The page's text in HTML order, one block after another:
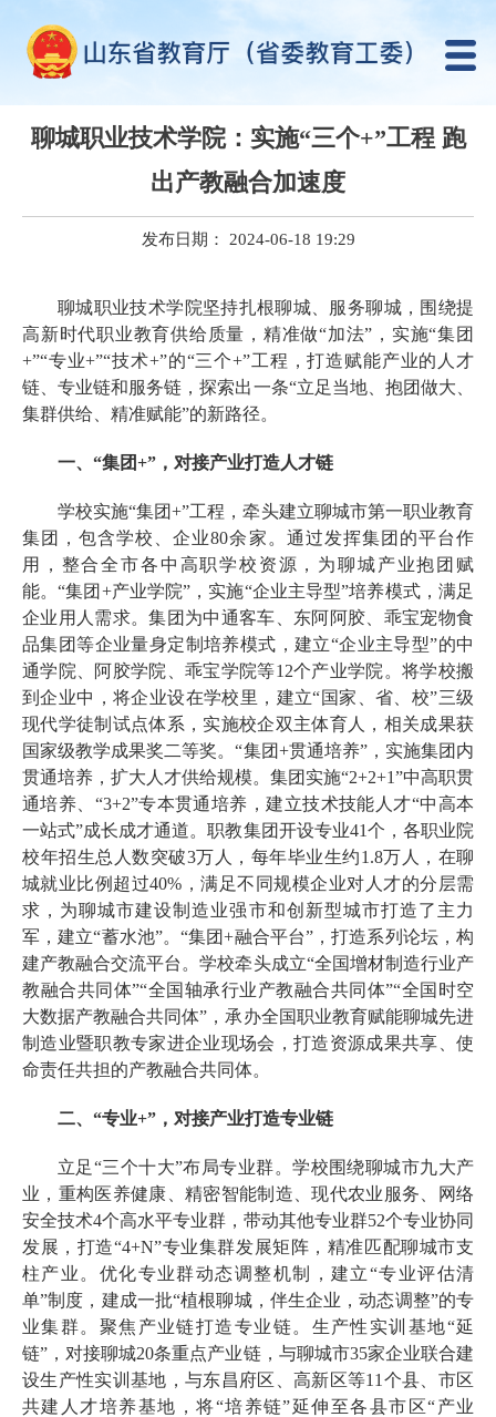
聊城职业技术学院：实施“三个+”工程 跑
出产教融合加速度
发布日期： 2024-06-18 19:29
聊城职业技术学院坚持扎根聊城、服务聊城，围绕提
高新时代职业教育供给质量，精准做“加法”，实施“集团
+”“专业+”“技术+”的“三个+”工程，打造赋能产业的人才
链、专业链和服务链，探索出一条“立足当地、抱团做大、
集群供给、精准赋能”的新路径。
一、“集团+”，对接产业打造人才链
学校实施“集团+”工程，牵头建立聊城市第一职业教育
集团，包含学校、企业80余家。通过发挥集团的平台作
用，整合全市各中高职学校资源，为聊城产业抱团赋
能。“集团+产业学院”，实施“企业主导型”培养模式，满足
企业用人需求。集团为中通客车、东阿阿胶、乖宝宠物食
品集团等企业量身定制培养模式，建立“企业主导型”的中
通学院、阿胶学院、乖宝学院等12个产业学院。将学校搬
到企业中，将企业设在学校里，建立“国家、省、校”三级
现代学徒制试点体系，实施校企双主体育人，相关成果获
国家级教学成果奖二等奖。“集团+贯通培养”，实施集团内
贯通培养，扩大人才供给规模。集团实施“2+2+1”中高职贯
通培养、“3+2”专本贯通培养，建立技术技能人才“中高本
一站式”成长成才通道。职教集团开设专业41个，各职业院
校年招生总人数突破3万人，每年毕业生约1.8万人，在聊
城就业比例超过40%，满足不同规模企业对人才的分层需
求，为聊城市建设制造业强市和创新型城市打造了主力
军，建立“蓄水池”。“集团+融合平台”，打造系列论坛，构
建产教融合交流平台。学校牵头成立“全国增材制造行业产
教融合共同体”“全国轴承行业产教融合共同体”“全国时空
大数据产教融合共同体”，承办全国职业教育赋能聊城先进
制造业暨职教专家进企业现场会，打造资源成果共享、使
命责任共担的产教融合共同体。
二、“专业+”，对接产业打造专业链
立足“三个十大”布局专业群。学校围绕聊城市九大产
业，重构医养健康、精密智能制造、现代农业服务、网络
安全技术4个高水平专业群，带动其他专业群52个专业协同
发展，打造“4+N”专业集群发展矩阵，精准匹配聊城市支
柱产业。优化专业群动态调整机制，建立“专业评估清
单”制度，建成一批“植根聊城，伴生企业，动态调整”的专
业集群。聚焦产业链打造专业链。生产性实训基地“延
链”，对接聊城20条重点产业链，与聊城市35家企业联合建
设生产性实训基地，与东昌府区、高新区等11个县、市区
共建人才培养基地，将“培养链”延伸至各县市区“产业